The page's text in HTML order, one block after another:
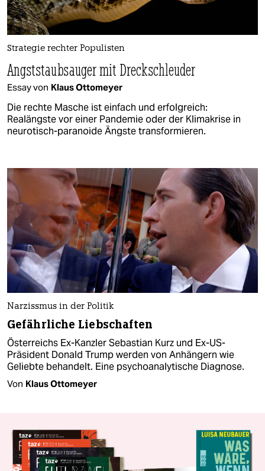
Strategie rechter Populisten
Angststaubsauger mit Dreckschleuder
Essay von Klaus Ottomeyer
Die rechte Masche ist einfach und erfolgreich:
Realängste vor einer Pandemie oder der Klimakrise in
neurotisch-paranoide Ängste transformieren.
Narzissmus in der Politik
Gefährliche Liebschaften
Österreichs Ex-Kanzler Sebastian Kurz und Ex-US-
Präsident Donald Trump werden von Anhängern wie
Geliebte behandelt. Eine psychoanalytische Diagnose.
Von Klaus Ottomeyer